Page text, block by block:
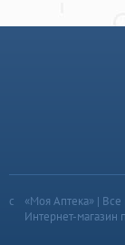
«Моя Аптека» |
Интернет-магазин